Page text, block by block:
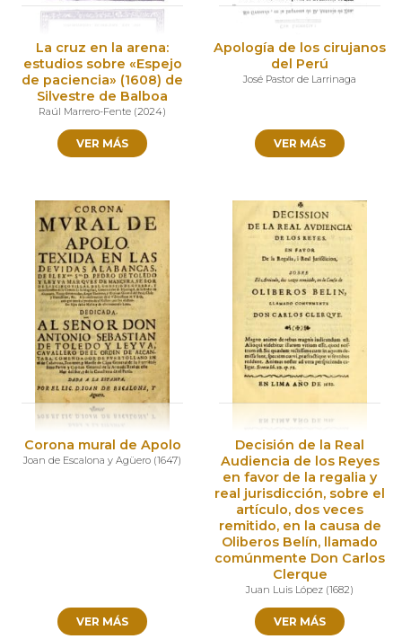
La cruz en la arena:
estudios sobre «Espejo
de paciencia» (1608) de
Silvestre de Balboa
Raúl Marrero-Fente (2024)
VER MÁS
Apología de los cirujanos
del Perú
José Pastor de Larrinaga
VER MÁS
Corona mural de Apolo
Joan de Escalona y Agüero (1647)
VER MÁS
Decisión de la Real
Audiencia de los Reyes
en favor de la regalia y
real jurisdicción, sobre el
artículo, dos veces
remitido, en la causa de
Oliberos Belín, llamado
comúnmente Don Carlos
Clerque
Juan Luis López (1682)
VER MÁS